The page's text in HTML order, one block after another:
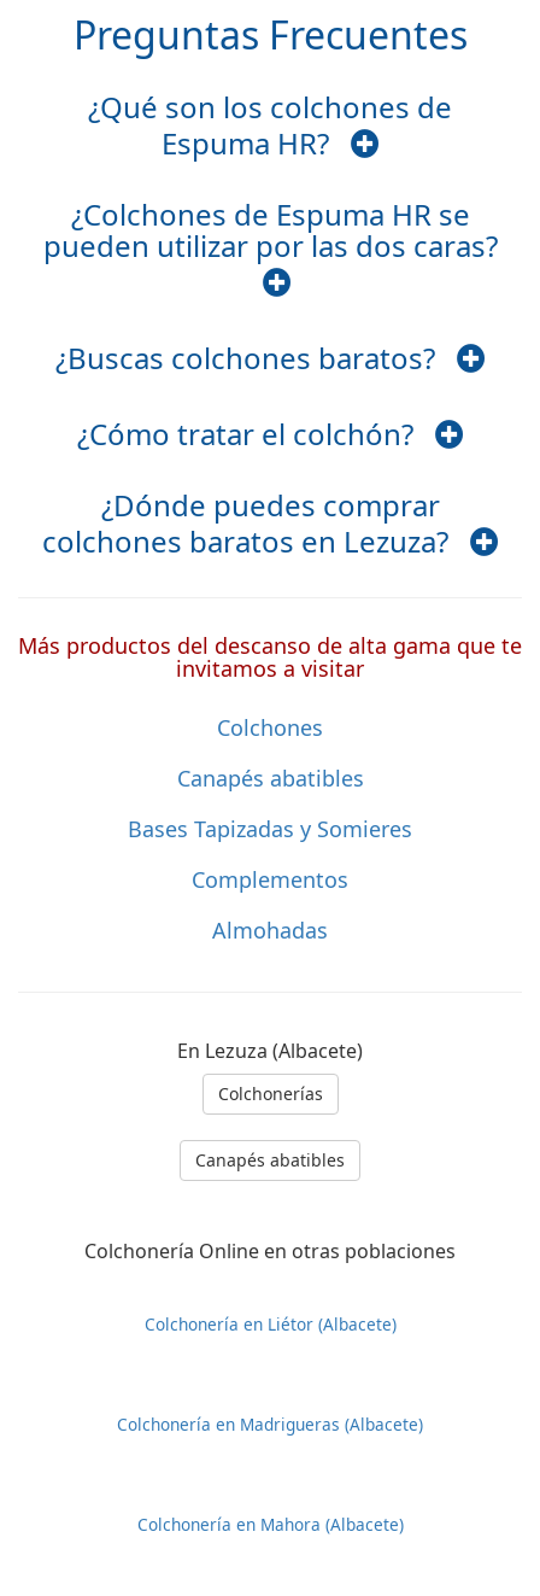
Preguntas Frecuentes
¿Qué son los colchones de
Espuma HR?
¿Colchones de Espuma HR se
pueden utilizar por las dos caras?
¿Buscas colchones baratos?
¿Cómo tratar el colchón?
¿Dónde puedes comprar
colchones baratos en Lezuza?
Más productos del descanso de alta gama que te
invitamos a visitar
Colchones
Canapés abatibles
Bases Tapizadas y Somieres
Complementos
Almohadas
En Lezuza (Albacete)
Colchonerías
Canapés abatibles
Colchonería Online en otras poblaciones
Colchonería en Liétor (Albacete)
Colchonería en Madrigueras (Albacete)
Colchonería en Mahora (Albacete)